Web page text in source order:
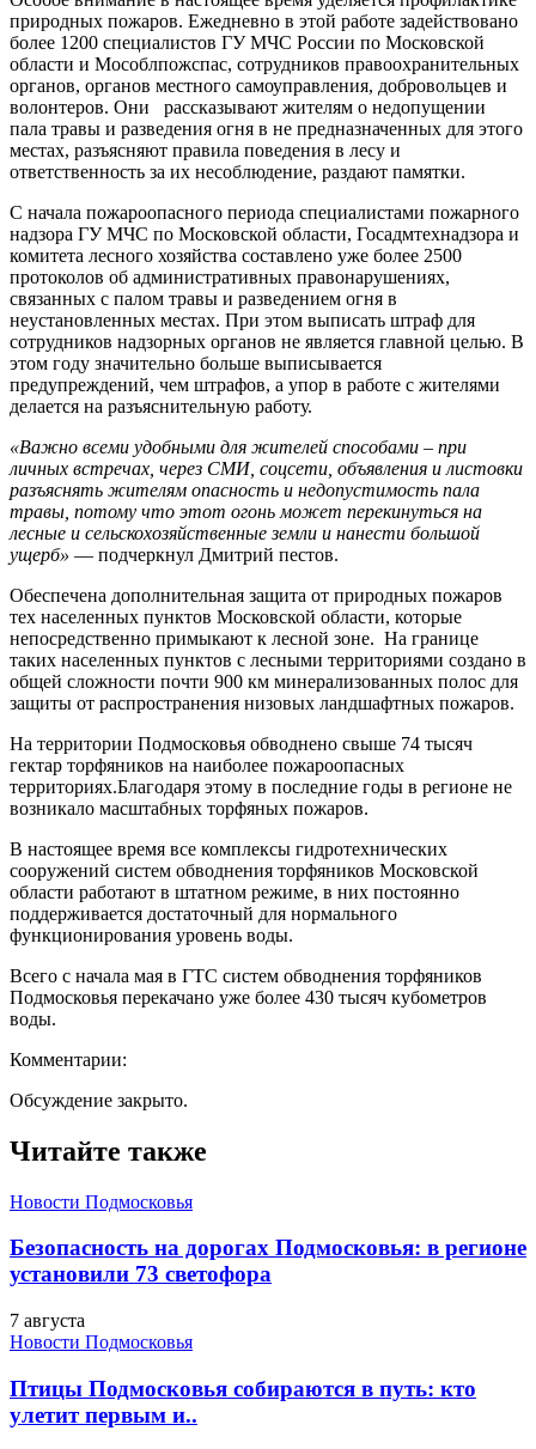
природных пожаров. Ежедневно в этой работе задействовано
более 1200 специалистов ГУ МЧС России по Московской
области и Мособлпожспас, сотрудников правоохранительных
органов, органов местного самоуправления, добровольцев и
волонтеров. Они рассказывают жителям о недопущении
пала травы и разведения огня в не предназначенных для этого
местах, разъясняют правила поведения в лесу и
ответственность за их несоблюдение, раздают памятки.
С начала пожароопасного периода специалистами пожарного
надзора ГУ МЧС по Московской области, Госадмтехнадзора и
комитета лесного хозяйства составлено уже более 2500
протоколов об административных правонарушениях,
связанных с палом травы и разведением огня в
неустановленных местах. При этом выписать штраф для
сотрудников надзорных органов не является главной целью. В
этом году значительно больше выписывается
предупреждений, чем штрафов, а упор в работе с жителями
делается на разъяснительную работу.
«Важно всеми удобными для жителей способами – при
личных встречах, через СМИ, соцсети, объявления и листовки
разъяснять жителям опасность и недопустимость пала
травы, потому что этот огонь может перекинуться на
лесные и сельскохозяйственные земли и нанести большой
ущерб» — подчеркнул Дмитрий пестов.
Обеспечена дополнительная защита от природных пожаров
тех населенных пунктов Московской области, которые
непосредственно примыкают к лесной зоне. На границе
таких населенных пунктов с лесными территориями создано в
общей сложности почти 900 км минерализованных полос для
защиты от распространения низовых ландшафтных пожаров.
На территории Подмосковья обводнено свыше 74 тысяч
гектар торфяников на наиболее пожароопасных
территориях.Благодаря этому в последние годы в регионе не
возникало масштабных торфяных пожаров.
В настоящее время все комплексы гидротехнических
сооружений систем обводнения торфяников Московской
области работают в штатном режиме, в них постоянно
поддерживается достаточный для нормального
функционирования уровень воды.
Всего с начала мая в ГТС систем обводнения торфяников
Подмосковья перекачано уже более 430 тысяч кубометров
воды.
Комментарии:
Обсуждение закрыто.
Читайте также
Новости Подмосковья
Безопасность на дорогах Подмосковья: в регионе
установили 73 светофора
7 августа
Новости Подмосковья
Птицы Подмосковья собираются в путь: кто
улетит первым и..